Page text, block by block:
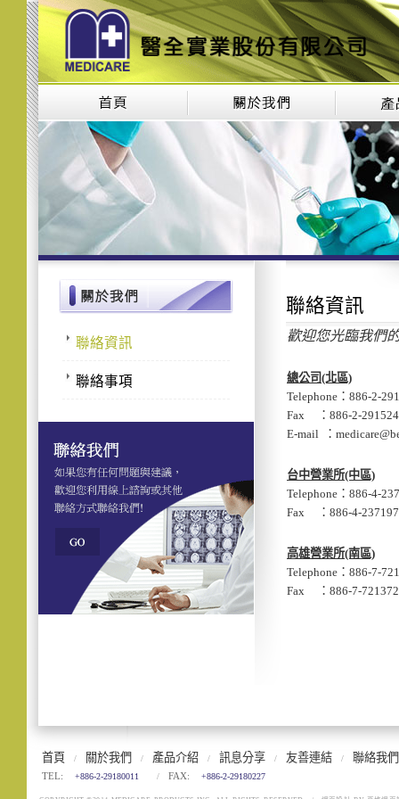
聯絡資訊
歡迎您光臨我們
總公司(北區)
Telephone：886-2-
Fax ：886-2-
E-mail ：
台中營業所(中區)
Telephone：886-4-
Fax ：886-4-
高雄營業所(南區)
Telephone：886-7-
Fax ：886-7-
聯絡資訊
聯絡事項
首頁 / 關於我們 / 產品介紹 / 訊息分享 / 友善連結 / 聯絡我們
TEL: +886-2-29180011 / FAX: +886-2-29180227